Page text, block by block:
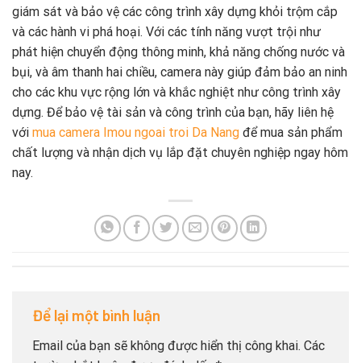
giám sát và bảo vệ các công trình xây dựng khỏi trộm cắp
và các hành vi phá hoại. Với các tính năng vượt trội như
phát hiện chuyển động thông minh, khả năng chống nước và
bụi, và âm thanh hai chiều, camera này giúp đảm bảo an ninh
cho các khu vực rộng lớn và khắc nghiệt như công trình xây
dựng. Để bảo vệ tài sản và công trình của bạn, hãy liên hệ
với mua camera Imou ngoai troi Da Nang để mua sản phẩm
chất lượng và nhận dịch vụ lắp đặt chuyên nghiệp ngay hôm
nay.
Để lại một bình luận
Email của bạn sẽ không được hiển thị công khai. Các